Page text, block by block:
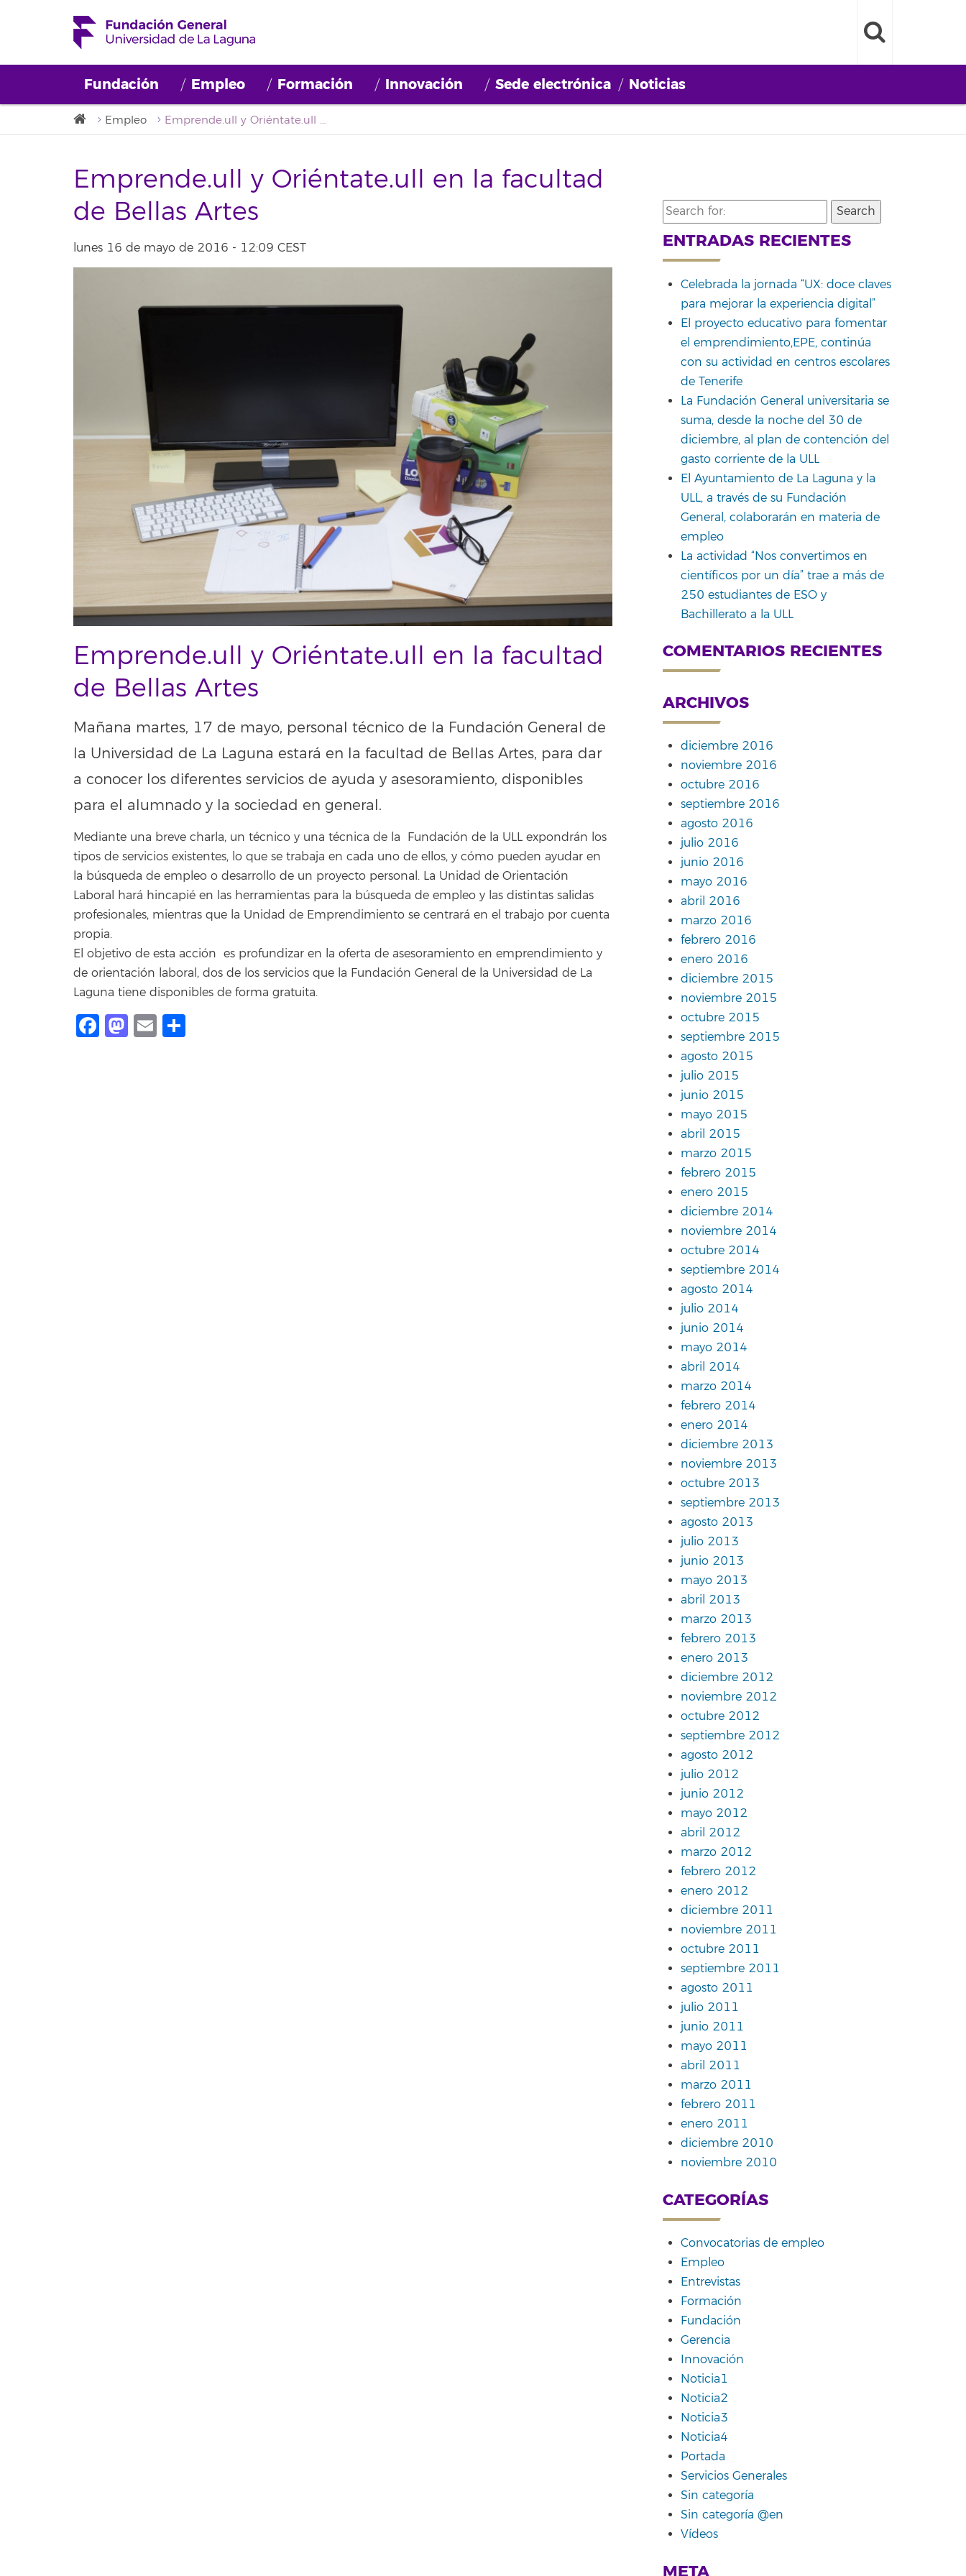
Fundación Empleo Formación Innovación Sede electrónica Noticias
Empleo Emprende.ull y Oriéntate.ull en la facultad de Bellas Artes
Emprende.ull y Oriéntate.ull en la facultad
de Bellas Artes
lunes 16 de mayo de 2016 - 12:09 CEST
Emprende.ull y Oriéntate.ull en la facultad
de Bellas Artes
Mañana martes, 17 de mayo, personal técnico de la Fundación General de
la Universidad de La Laguna estará en la facultad de Bellas Artes, para dar
a conocer los diferentes servicios de ayuda y asesoramiento, disponibles
para el alumnado y la sociedad en general.
Mediante una breve charla, un técnico y una técnica de la Fundación de la ULL expondrán los
tipos de servicios existentes, lo que se trabaja en cada uno de ellos, y cómo pueden ayudar en
la búsqueda de empleo o desarrollo de un proyecto personal. La Unidad de Orientación
Laboral hará hincapié en las herramientas para la búsqueda de empleo y las distintas salidas
profesionales, mientras que la Unidad de Emprendimiento se centrará en el trabajo por cuenta
propia.
El objetivo de esta acción es profundizar en la oferta de asesoramiento en emprendimiento y
de orientación laboral, dos de los servicios que la Fundación General de la Universidad de La
Laguna tiene disponibles de forma gratuita.
Facebook
Mastodon
Email
Search
for:
ENTRADAS RECIENTES
Celebrada la jornada “UX: doce claves
para mejorar la experiencia digital”
El proyecto educativo para fomentar
el emprendimiento,EPE, continúa
con su actividad en centros escolares
de Tenerife
La Fundación General universitaria se
suma, desde la noche del 30 de
diciembre, al plan de contención del
gasto corriente de la ULL
El Ayuntamiento de La Laguna y la
ULL, a través de su Fundación
General, colaborarán en materia de
empleo
La actividad “Nos convertimos en
científicos por un día” trae a más de
250 estudiantes de ESO y
Bachillerato a la ULL
COMENTARIOS RECIENTES
ARCHIVOS
diciembre 2016
noviembre 2016
octubre 2016
septiembre 2016
agosto 2016
julio 2016
junio 2016
mayo 2016
abril 2016
marzo 2016
febrero 2016
enero 2016
diciembre 2015
noviembre 2015
octubre 2015
septiembre 2015
agosto 2015
julio 2015
junio 2015
mayo 2015
abril 2015
marzo 2015
febrero 2015
enero 2015
diciembre 2014
noviembre 2014
octubre 2014
septiembre 2014
agosto 2014
julio 2014
junio 2014
mayo 2014
abril 2014
marzo 2014
febrero 2014
enero 2014
diciembre 2013
noviembre 2013
octubre 2013
septiembre 2013
agosto 2013
julio 2013
junio 2013
mayo 2013
abril 2013
marzo 2013
febrero 2013
enero 2013
diciembre 2012
noviembre 2012
octubre 2012
septiembre 2012
agosto 2012
julio 2012
junio 2012
mayo 2012
abril 2012
marzo 2012
febrero 2012
enero 2012
diciembre 2011
noviembre 2011
octubre 2011
septiembre 2011
agosto 2011
julio 2011
junio 2011
mayo 2011
abril 2011
marzo 2011
febrero 2011
enero 2011
diciembre 2010
noviembre 2010
CATEGORÍAS
Convocatorias de empleo
Empleo
Entrevistas
Formación
Fundación
Gerencia
Innovación
Noticia1
Noticia2
Noticia3
Noticia4
Portada
Servicios Generales
Sin categoría
Sin categoría @en
Vídeos
META